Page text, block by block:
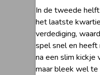
In de tweede
het laatste
verdediging,
spel snel en heeft
na een slim kickje
maar bleek wel